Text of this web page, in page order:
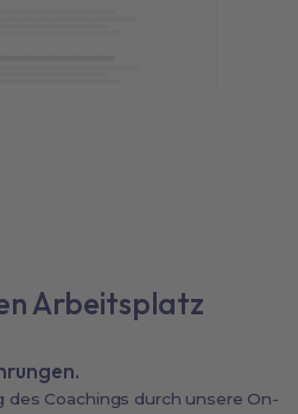
Arbeitsplatz
des Coachings durch unsere On-